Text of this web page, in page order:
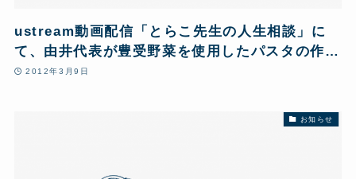
ustream動画配信「とらこ先生の人生相談」に
て、由井代表が豊受野菜を使用したパスタの作り
方を紹介しています。
2012年3月9日
お知らせ